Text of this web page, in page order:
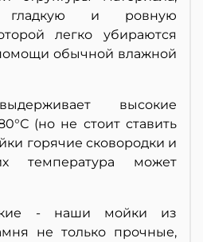
и ровную
легко убираются
обычной влажной
высокие
(но не стоит ставить
горячие сковородки и
температура может
- наши мойки из
не только прочные,